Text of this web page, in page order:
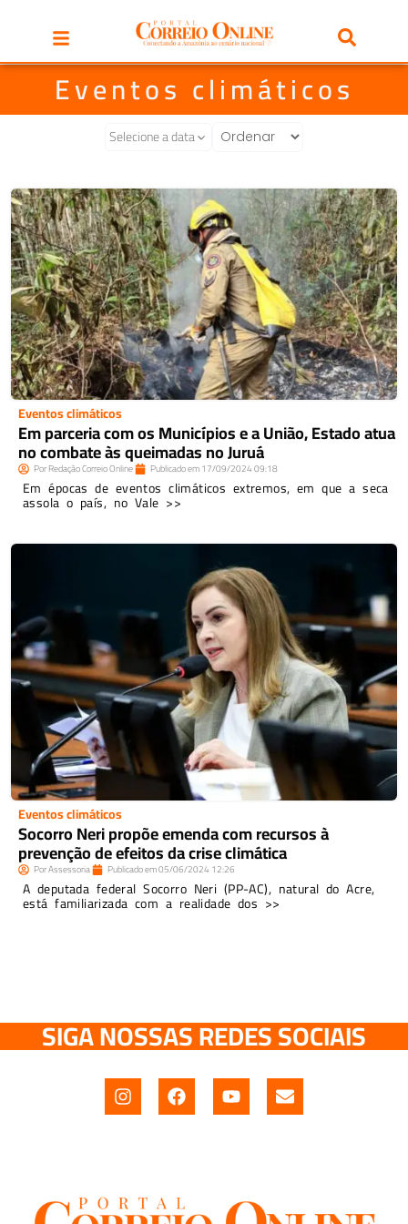
Eventos climáticos
Selecione a data
Eventos climáticos
Em parceria com os Municípios e a União, Estado atua
no combate às queimadas no Juruá
PorRedação Correio Online Publicado em17/09/202409:18
Em épocas de eventos climáticos extremos, em que a seca
assola o país, no Vale >>
Eventos climáticos
Socorro Neri propõe emenda com recursos à
prevenção de efeitos da crise climática
PorAssessoria Publicado em05/06/2024 12:26
A deputada federal Socorro Neri (PP-AC), natural do Acre,
está familiarizada com a realidade dos >>
SIGA NOSSAS REDES SOCIAIS